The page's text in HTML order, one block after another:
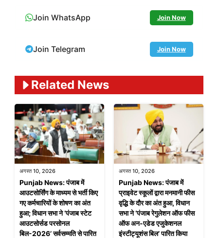
Join WhatsApp Join Now
Join Telegram Join Now
Related News
अगस्त 10, 2026
Punjab News: पंजाब में
आउटसोर्सिंग के माध्यम से भर्ती किए
गए कर्मचारियों के शोषण का अंत
हुआ; विधान सभा ने ‘पंजाब स्टेट
आउटसोर्सड परसोनल
बिल-2026’ सर्वसम्मति से पारित
अगस्त 10, 2026
Punjab News: पंजाब में
प्राइवेट स्कूलों द्वारा मनमानी फीस
वृद्धि के दौर का अंत हुआ, विधान
सभा ने ‘पंजाब रेगुलेशन ऑफ फीस
ऑफ अन-एडेड एजुकेशनल
इंस्टीट्यूशंस बिल’ पारित किया